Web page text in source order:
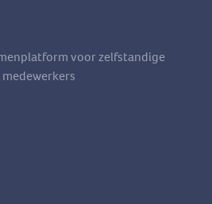
voor zelfstandige